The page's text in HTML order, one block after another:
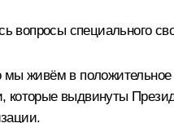
вопросы специального
мы живём в
которые выдвинуты